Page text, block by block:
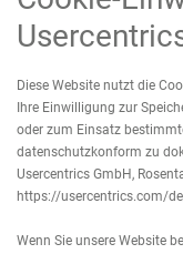
Diese Website nutzt die
Ihre Einwilligung zur
oder zum Einsatz
datenschutzkonform zu
Usercentrics GmbH,
https://usercentrics.com/
Wenn Sie unsere Website